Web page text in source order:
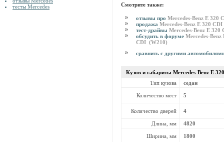
тесты Mercedes
Смотрите также:
отзывы про Mercedes-Benz E 320
продажа Mercedes-Benz E 320
тест-драйвы Mercedes-Benz E
обсудить в форуме Mercedes-Benz
CDI (W210)
сравнить с другими
Кузов и габариты Mercedes-Benz E
Тип кузова
седан
Количество мест 5
Количество дверей 4
Длина, мм 4820
Ширина, мм 1800